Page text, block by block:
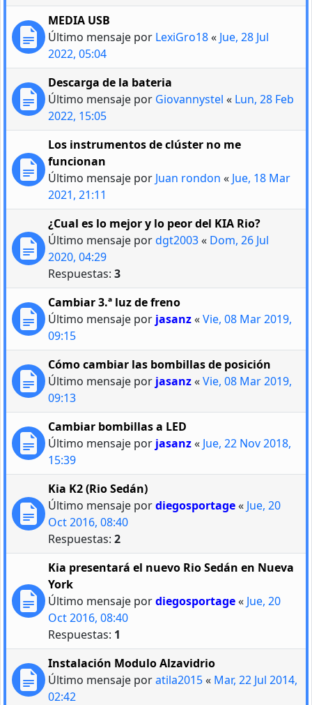
MEDIA USB
Último mensaje por LexiGro18« Jue, 28 Jul
2022, 05:04
Descarga de la bateria
Último mensaje por Giovannystel « Lun, 28 Feb
2022, 15:05
Los instrumentos de clúster no me
funcionan
Último mensaje por Juan rondon « Jue, 18 Mar
2021, 21:11
¿Cual es lo mejor y lo peor del KIA Rio?
Último mensaje pordgt2003« Dom, 26 Jul
2020, 04:29
Respuestas: 3
Cambiar 3.ª luz de freno
Último mensaje por jasanz«Vie, 08 Mar 2019,
09:15
Cómo cambiar las bombillas de posición
Último mensaje por jasanz«Vie, 08 Mar 2019,
09:13
Cambiar bombillas a LED
Último mensaje por jasanz« Jue, 22 Nov 2018,
15:39
Kia K2 (Rio Sedán)
Último mensaje pordiegosportage« Jue, 20
Oct 2016, 08:40
Respuestas: 2
Kia presentará el nuevo Rio Sedán en Nueva
York
Último mensaje pordiegosportage« Jue, 20
Oct 2016, 08:40
Respuestas: 1
Instalación Modulo Alzavidrio
Último mensaje poratila2015« Mar, 22 Jul 2014,
02:42